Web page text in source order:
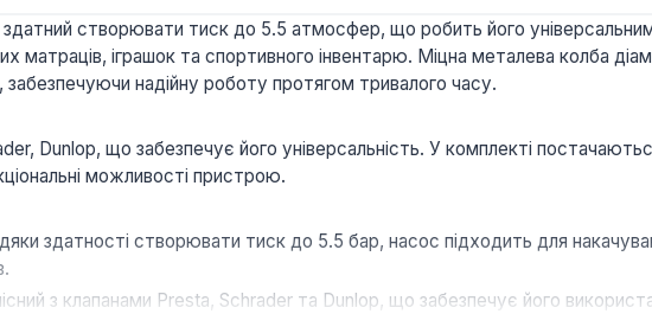
створювати тиск до 5.5 атмосфер, що робить його
матраців, іграшок та спортивного інвентарю. Міцна металева колба
забезпечуючи надійну роботу протягом тривалого часу.
Dunlop, що забезпечує його універсальність. У комплекті
можливості пристрою.
здатності створювати тиск до 5.5 бар, насос підходить для
з клапанами Presta, Schrader та Dunlop, що забезпечує його